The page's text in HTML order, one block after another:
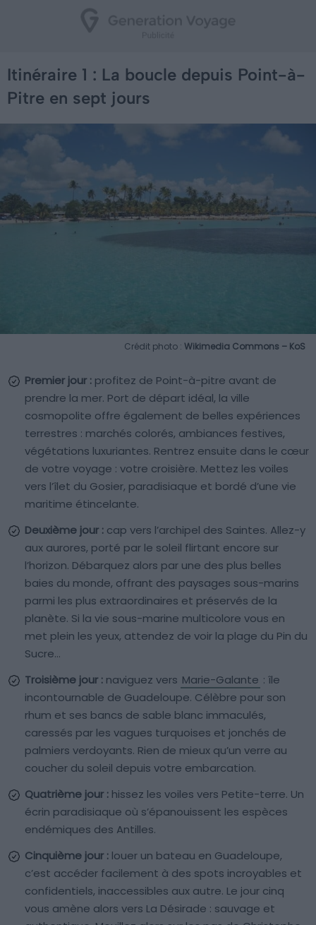
Itinéraire 1 : La boucle depuis Point-à-
Pitre en sept jours
Crédit photo : Wikimedia Commons – KoS
Premier jour : profitez de Point-à-pitre avant de
prendre la mer. Port de départ idéal, la ville
cosmopolite offre également de belles expériences
terrestres : marchés colorés, ambiances festives,
végétations luxuriantes. Rentrez ensuite dans le cœur
de votre voyage : votre croisière. Mettez les voiles
vers l’îlet du Gosier, paradisiaque et bordé d’une vie
maritime étincelante.
Deuxième jour : cap vers l’archipel des Saintes. Allez-y
aux aurores, porté par le soleil flirtant encore sur
l’horizon. Débarquez alors par une des plus belles
baies du monde, offrant des paysages sous-marins
parmi les plus extraordinaires et préservés de la
planète. Si la vie sous-marine multicolore vous en
met plein les yeux, attendez de voir la plage du Pin du
Sucre…
Troisième jour : naviguez vers Marie-Galante : île
incontournable de Guadeloupe. Célèbre pour son
rhum et ses bancs de sable blanc immaculés,
caressés par les vagues turquoises et jonchés de
palmiers verdoyants. Rien de mieux qu’un verre au
coucher du soleil depuis votre embarcation.
Quatrième jour : hissez les voiles vers Petite-terre. Un
écrin paradisiaque où s’épanouissent les espèces
endémiques des Antilles.
Cinquième jour : louer un bateau en Guadeloupe,
c’est accéder facilement à des spots incroyables et
confidentiels, inaccessibles aux autre. Le jour cinq
vous amène alors vers La Désirade : sauvage et